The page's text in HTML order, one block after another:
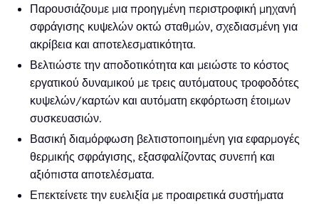
Παρουσιάζουμε μια προηγμένη περιστροφική μηχανή
σφράγισης κυψελών οκτώ σταθμών, σχεδιασμένη για
ακρίβεια και αποτελεσματικότητα.
Βελτιώστε την αποδοτικότητα και μειώστε το κόστος
εργατικού δυναμικού με τρεις αυτόματους τροφοδότες
κυψελών/καρτών και αυτόματη εκφόρτωση έτοιμων
συσκευασιών.
Βασική διαμόρφωση βελτιστοποιημένη για εφαρμογές
θερμικής σφράγισης, εξασφαλίζοντας συνεπή και
αξιόπιστα αποτελέσματα.
Επεκτείνετε την ευελιξία με προαιρετικά συστήματα